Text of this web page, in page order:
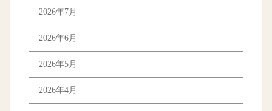
2026年7月
2026年6月
2026年5月
2026年4月